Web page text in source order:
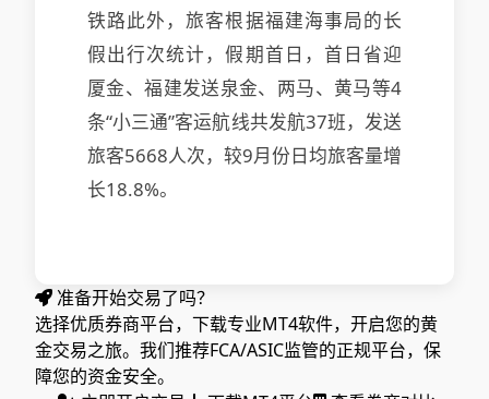
铁路此外，旅客根据福建海事局的长
假出行次统计，假期首日，首日省迎
厦金、福建发送泉金、两马、黄马等4
条“小三通”客运航线共发航37班，发送
旅客5668人次，较9月份日均旅客量增
长18.8%。
准备开始交易了吗？
选择优质券商平台，下载专业MT4软件，开启您的黄
金交易之旅。我们推荐FCA/ASIC监管的正规平台，保
障您的资金安全。